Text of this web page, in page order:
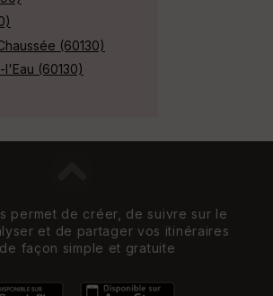
(60130)
l'Eau (60130)
permet de créer, de suivre sur le
et de partager vos itinéraires
de façon simple et gratuite